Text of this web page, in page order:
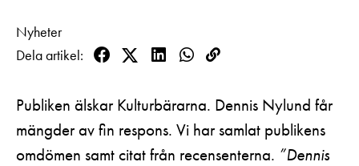
Unga
Presentkort
Tillgänglighet
Platskarta
Företag
Aktuellt
Ensemble
Historia
LOGGA IN
Nyheter
Dela artikel
Facebook
TwitterLinkedInWhatsApp
Kopioi
Publiken älskar Kulturbärarna. Dennis Nylund får
mängder av fin respons. Vi har samlat publikens
omdömen samt citat från recensenterna. ”Dennis